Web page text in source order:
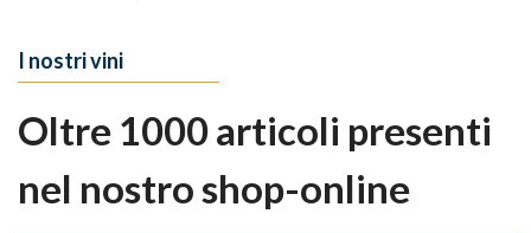
I nostri vini
Oltre 1000 articoli presenti
nel nostro shop-online